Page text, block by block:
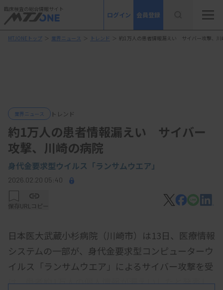
臨床検査の総合情報サイト
ログイン 会員登録
MTJONEトップ ＞ 業界ニュース ＞ トレンド ＞ 約1万人の患者情報漏えい サイバー攻撃、川
業界ニュース トレンド
約1万人の患者情報漏えい サイバー
攻撃、川崎の病院
身代金要求型ウイルス「ランサムウエア」
2026.02.20 05:40
保存URLコピー
日本医大武蔵小杉病院（川崎市）は13日、医療情報
システムの一部が、身代金要求型コンピューターウ
イルス「ランサムウエア」によるサイバー攻撃を受
け、患者約1万人の個人情報が漏えいしたと発表し